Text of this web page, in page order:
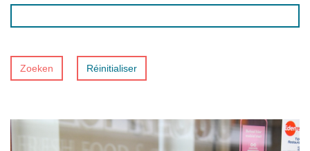
Zoeken Réinitialiser